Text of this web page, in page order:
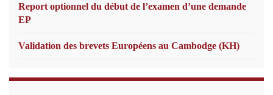
Report optionnel du début de l’examen d’une demande
EP
Validation des brevets Européens au Cambodge (KH)